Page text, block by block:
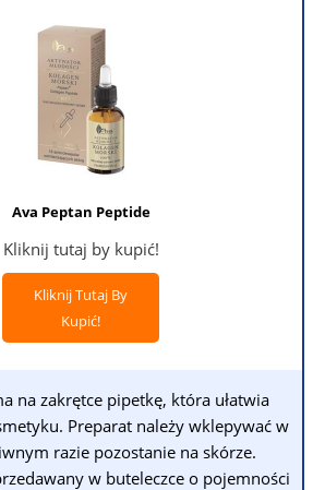
Ava Peptan Peptide
Kliknij tutaj by kupić!
Kliknij Tutaj By
Kupić!
na zakrętce pipetkę, która ułatwia
Preparat należy wklepywać w
razie pozostanie na skórze.
w buteleczce o pojemności